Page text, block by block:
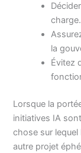
charge.
la
Évitez
Lorsque la
initiatives IA
chose sur lequel
autre projet